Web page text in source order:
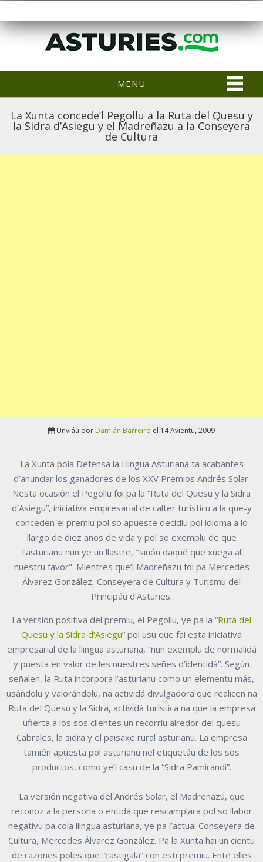
MENU
La Xunta concede’l Pegollu a la Ruta del Quesu y
la Sidra d’Asiegu y el Madreñazu a la Conseyera
de Cultura
Unviáu por Damián Barreiro el 14 Avientu, 2009
La Xunta pola Defensa la Llingua Asturiana ta acabantes
d’anunciar los ganadores de los XXV Premios Andrés Solar.
Nesta ocasión el Pegollu foi pa la “Ruta del Quesu y la Sidra
d’Asiegu”, iniciativa empresarial de calter turísticu a la que-y
conceden el premiu pol so apueste decidíu pol idioma a lo
llargo de diez años de vida y pol so exemplu de que
l’asturianu nun ye un llastre, "sinón daqué que xuega al
nuestru favor". Mientres que’l Madreñazu foi pa Mercedes
Álvarez González, Conseyera de Cultura y Turismu del
Principáu d’Asturies.
La versión positiva del premiu, el Pegollu, ye pa la “Ruta del
Quesu y la Sidra d’Asiegu” pol usu que fai esta iniciativa
empresarial de la llingua asturiana, “nun exemplu de normalidá
y puesta en valor de les nuestres señes d’identidá”. Según
señalen, la Ruta incorpora l’asturianu como un elementu más,
usándolu y valorándolu, na actividá divulgadora que realicen na
Ruta del Quesu y la Sidra, actividá turística na que la empresa
ufierta a los sos clientes un recorríu alredor del quesu
Cabrales, la sidra y el paisaxe rural asturianu. La empresa
tamién apuesta pol asturianu nel etiquetáu de los sos
productos, como ye’l casu de la “Sidra Pamirandi”.
La versión negativa del Andrés Solar, el Madreñazu, que
reconoz a la persona o entidá que rescamplara pol so llabor
negativu pa cola llingua asturiana, ye pa l’actual Conseyera de
Cultura, Mercedes Álvarez González. Pa la Xunta hai un cientu
de razones poles que “castigala” con esti premiu. Ente elles